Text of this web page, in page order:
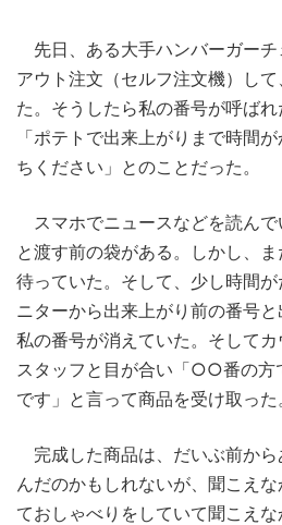
先日、ある大手ハンバーガーチ
アウト注文（セルフ注文機）し
た。そうしたら私の番号が呼ば
「ポテトで出来上がりまで時間
ちください」とのことだった。
スマホでニュースなどを読んで
と渡す前の袋がある。しかし、
待っていた。そして、少し時間
ニターから出来上がり前の番号
私の番号が消えていた。そして
スタッフと目が合い「○○番の方
です」と言って商品を受け取った
完成した商品は、だいぶ前か
んだのかもしれないが、聞こえ
ておしゃべりをしていて聞こえ